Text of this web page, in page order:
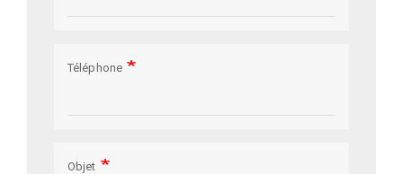
Téléphone
Objet